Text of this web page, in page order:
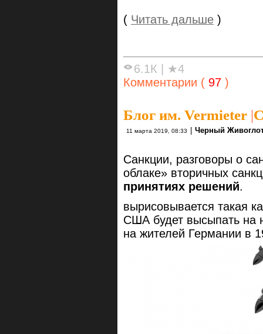
( Читать дальше )
6.1К | ★4
Комментарии ( 97 )
Блог им. Vermieter |
11 марта 2019, 08:33 | Черный
Санкции, разговоры о
облаке» вторичных
принятиях решений.
вырисовывается такая
США будет высыпать на
на жителей Германии в